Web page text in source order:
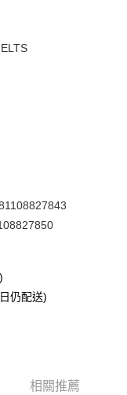
仍配送)
相關推薦